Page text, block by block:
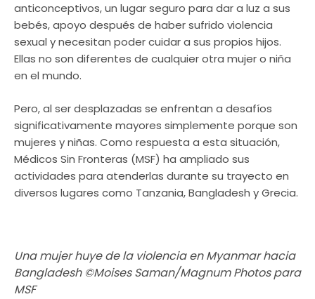
anticonceptivos, un lugar seguro para dar a luz a sus
bebés, apoyo después de haber sufrido violencia
sexual y necesitan poder cuidar a sus propios hijos.
Ellas no son diferentes de cualquier otra mujer o niña
en el mundo.
Pero, al ser desplazadas se enfrentan a desafíos
significativamente mayores simplemente porque son
mujeres y niñas. Como respuesta a esta situación,
Médicos Sin Fronteras (MSF) ha ampliado sus
actividades para atenderlas durante su trayecto en
diversos lugares como Tanzania, Bangladesh y Grecia.
Una mujer huye de la violencia en Myanmar hacia
Bangladesh ©Moises Saman/Magnum Photos para
MSF